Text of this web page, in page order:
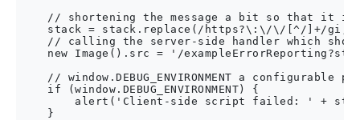
// shortening the message a bit so that it
stack = stack.replace(/https?\:\/\/[^/]+/gi,
// calling the server-side handler which
new Image().src = '/
// window.DEBUG_ENVIRONMENT a configurable
    if (window.DEBUG_ENVIRONMENT) {
alert('Client-side script failed: ' +
    }